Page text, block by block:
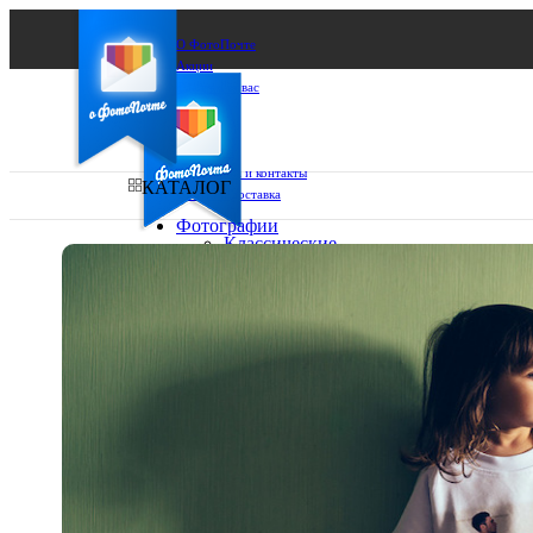
О ФотоПочте
Акции
Сделаем за вас
Бизнесу
FAQ
Франшиза
Поддержка и контакты
Оплата и доставка
Выберите из списка:
КАТАЛОГ
Фотографии
Классические
13х18
15х15